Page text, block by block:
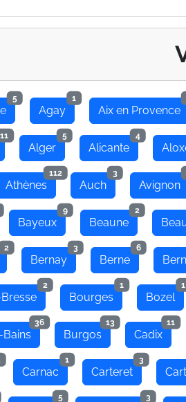
5
Agay
1
Aix en Provence
11
Alger
5
Alicante
4
Athènes
112
Auch
3
Avignon
Bayeux
9
Beaune
2
2
Bernay
3
Berne
6
2
Bourges
1
Bozel
1
36
Burgos
13
Cadix
11
Carnac
1
Carteret
3
5 3